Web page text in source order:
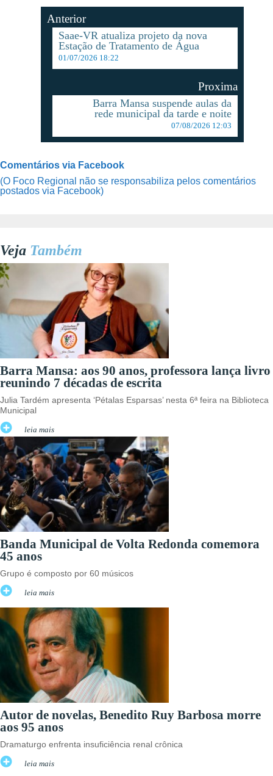
Anterior
Saae-VR atualiza projeto da nova
Estação de Tratamento de Água
01/07/2026 18:22
Proxima
Barra Mansa suspende aulas da
rede municipal da tarde e noite
07/08/2026 12:03
Comentários via Facebook
(O Foco Regional não se responsabiliza pelos comentários
postados via Facebook)
Veja Também
Barra Mansa: aos 90 anos, professora lança livro
reunindo 7 décadas de escrita
Julia Tardém apresenta ‘Pétalas Esparsas’ nesta 6ª feira na Biblioteca
Municipal
leia mais
Banda Municipal de Volta Redonda comemora
45 anos
Grupo é composto por 60 músicos
leia mais
Autor de novelas, Benedito Ruy Barbosa morre
aos 95 anos
Dramaturgo enfrenta insuficiência renal crônica
leia mais